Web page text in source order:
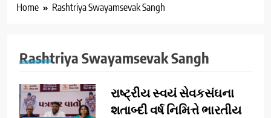
Home Rashtriya Swayamsevak Sangh
Rashtriya Swayamsevak Sangh
રાષ્ટ્રીય સ્વયં સેવક​સંઘના
શતાબ્દી વર્ષ નિમિત્તે ભારતીય